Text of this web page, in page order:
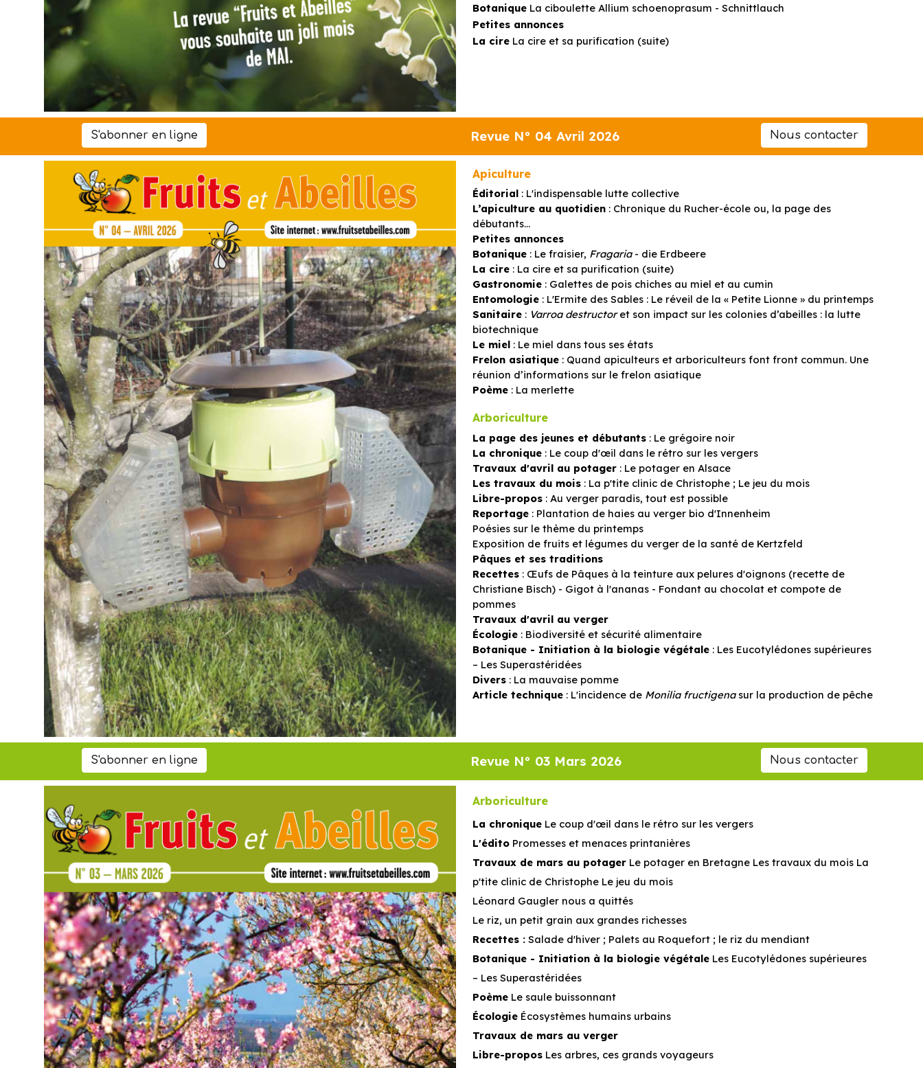
BotaniqueLa ciboulette Allium schoenoprasum - Schnittlauch
Petites annonces
La cireLa cire et sa purification (suite)
S'abonner en ligne Revue N° 04 Avril 2026 Nous contacter
Apiculture
Éditorial: L'indispensable lutte collective
L’apiculture au quotidien: Chronique du Rucher-école ou, la page des
débutants...
Petites annonces
Botanique: Le fraisier, Fragaria- die Erdbeere
La cire: La cire et sa purification (suite)
Gastronomie: Galettes de pois chiches au miel et au cumin
Entomologie: L'Ermite des Sables : Le réveil de la « Petite Lionne » du printemps
Sanitaire: Varroa destructoret son impact sur les colonies d’abeilles : la lutte
biotechnique
Le miel: Le miel dans tous ses états
Frelon asiatique: Quand apiculteurs et arboriculteurs font front commun. Une
réunion d’informations sur le frelon asiatique
Poème: La merlette
Arboriculture
La page des jeunes et débutants: Le grégoire noir
La chronique: Le coup d'œil dans le rétro sur les vergers
Travaux d'avril au potager: Le potager en Alsace
Les travaux du mois: La p'tite clinic de Christophe ; Le jeu du mois
Libre-propos: Au verger paradis, tout est possible
Reportage: Plantation de haies au verger bio d'Innenheim
Poésies sur le thème du printemps
Exposition de fruits et légumes du verger de la santé de Kertzfeld
Pâques et ses traditions
Recettes: Œufs de Pâques à la teinture aux pelures d'oignons (recette de
Christiane Bisch) - Gigot à l'ananas - Fondant au chocolat et compote de
pommes
Travaux d'avril au verger
Écologie: Biodiversité et sécurité alimentaire
Botanique - Initiation à la biologie végétale: Les Eucotylédones supérieures
– Les Superastéridées
Divers: La mauvaise pomme
Article technique: L'incidence de Monilia fructigenasur la production de pêche
S'abonner en ligne Revue N° 03 Mars 2026 Nous contacter
Arboriculture
La chroniqueLe coup d'œil dans le rétro sur les vergers
L'éditoPromesses et menaces printanières
Travaux de mars au potagerLe potager en Bretagne Les travaux du mois La
p'tite clinic de Christophe Le jeu du mois
Léonard Gaugler nous a quittés
Le riz, un petit grain aux grandes richesses
Recettes :Salade d'hiver ; Palets au Roquefort ; le riz du mendiant
Botanique - Initiation à la biologie végétaleLes Eucotylédones supérieures
– Les Superastéridées
PoèmeLe saule buissonnant
ÉcologieÉcosystèmes humains urbains
Travaux de mars au verger
Libre-proposLes arbres, ces grands voyageurs